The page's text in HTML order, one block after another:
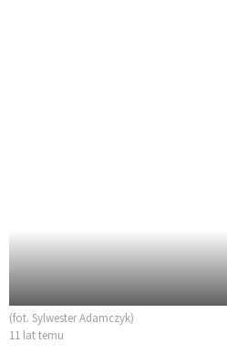
(fot. Sylwester Adamczyk)
11 lat temu